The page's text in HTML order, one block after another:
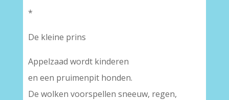
*
De kleine prins
Appelzaad wordt kinderen
en een pruimenpit honden.
De wolken voorspellen sneeuw, regen,